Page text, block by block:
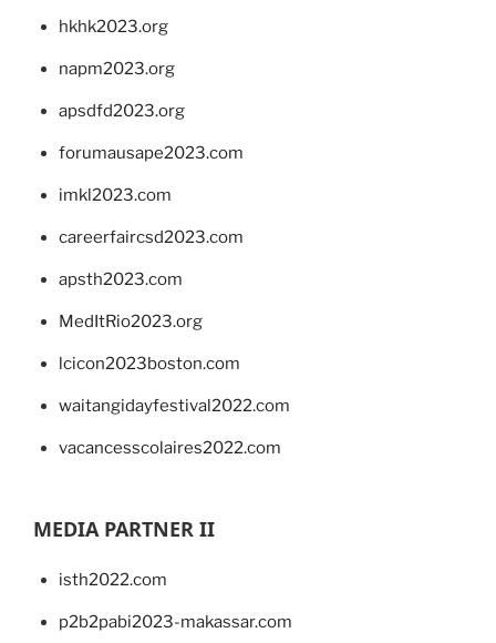
hkhk2023.org
napm2023.org
apsdfd2023.org
forumausape2023.com
imkl2023.com
careerfaircsd2023.com
apsth2023.com
MedItRio2023.org
lcicon2023boston.com
waitangidayfestival2022.com
vacancesscolaires2022.com
MEDIA PARTNER II
isth2022.com
p2b2pabi2023-makassar.com